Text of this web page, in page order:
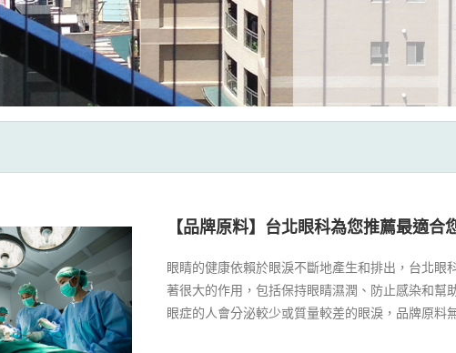
【品牌原料】台北眼科為您推薦最適合
眼睛的健康依賴於眼淚不斷地產生和排出，台北眼
著很大的作用，包括保持眼睛濕潤、防止感染和幫
眼症的人會分泌較少或質量較差的眼淚，品牌原料